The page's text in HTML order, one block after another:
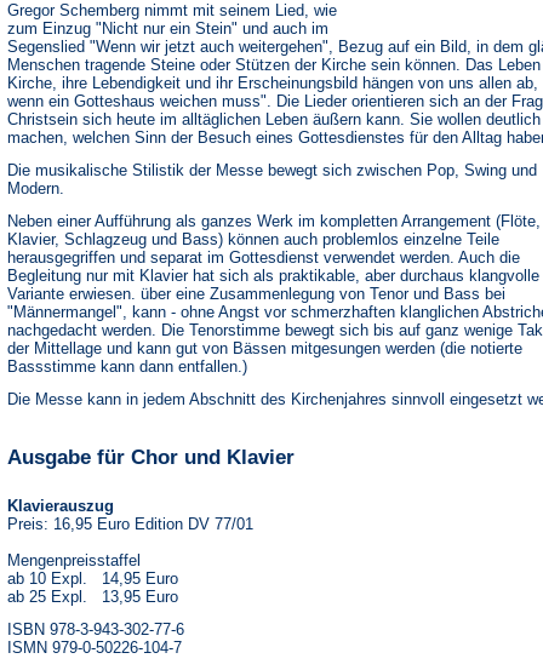
Gregor Schemberg nimmt mit seinem Lied, wie
zum Einzug "Nicht nur ein Stein" und auch im
Segenslied "Wenn wir jetzt auch weitergehen", Bezug auf ein Bild, in dem
Menschen tragende Steine oder Stützen der Kirche sein können. Das
Kirche, ihre Lebendigkeit und ihr Erscheinungsbild hängen von uns allen
wenn ein Gotteshaus weichen muss". Die Lieder orientieren sich an der
Christsein sich heute im alltäglichen Leben äußern kann. Sie wollen deutlich
machen, welchen Sinn der Besuch eines Gottesdienstes für den Alltag
Die musikalische Stilistik der Messe bewegt sich zwischen Pop, Swing und
Modern.
Neben einer Aufführung als ganzes Werk im kompletten Arrangement (Flöte,
Klavier, Schlagzeug und Bass) können auch problemlos einzelne Teile
herausgegriffen und separat im Gottesdienst verwendet werden. Auch die
Begleitung nur mit Klavier hat sich als praktikable, aber durchaus klangvolle
Variante erwiesen. über eine Zusammenlegung von Tenor und Bass bei
"Männermangel", kann - ohne Angst vor schmerzhaften klanglichen
nachgedacht werden. Die Tenorstimme bewegt sich bis auf ganz wenige
der Mittellage und kann gut von Bässen mitgesungen werden (die notierte
Bassstimme kann dann entfallen.)
Die Messe kann in jedem Abschnitt des Kirchenjahres sinnvoll eingesetzt
Ausgabe für Chor und Klavier
Klavierauszug
Preis: 16,95 Euro Edition DV 77/01
Mengenpreisstaffel
ab 10 Expl. 14,95 Euro
ab 25 Expl. 13,95 Euro
ISBN 978-3-943-302-77-6
ISMN 979-0-50226-104-7